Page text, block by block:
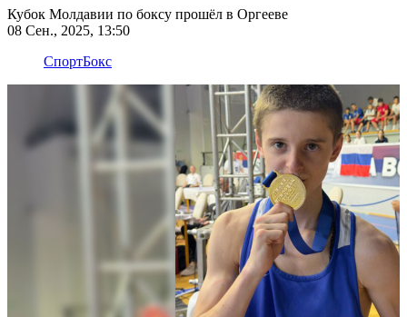
Кубок Молдавии по боксу прошёл в Оргееве
08 Сен., 2025, 13:50
СпортБокс